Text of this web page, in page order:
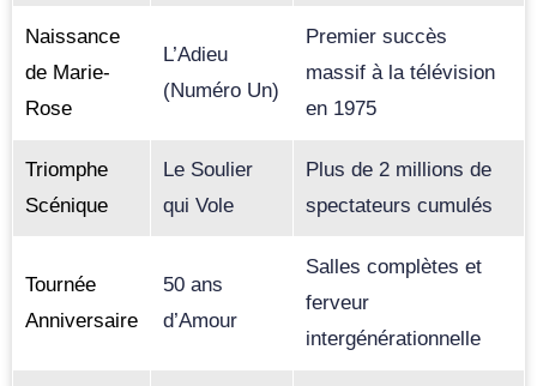
Naissance
de Marie-
Rose
L’Adieu
(Numéro Un)
Premier succès
massif à la télévision
en 1975
Triomphe
Scénique
Le Soulier
qui Vole
Plus de 2 millions de
spectateurs cumulés
Tournée
Anniversaire
50 ans
d’Amour
Salles complètes et
ferveur
intergénérationnelle